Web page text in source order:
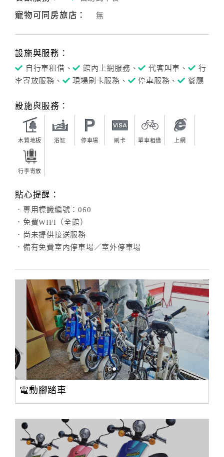
客
絡
單
Line
客
利
查
詢
房
Q&A
訂
房
寵物可同房旅店： 無
設施與服務：
自行車租借、 館內上網服務、 代客叫車、
行
李寄放服務、
現場刷卡服務、 停車服務、 餐廳
設施與服務：
木質地板 浴缸 停車場 刷卡 單車租借 上網
行李寄放
貼心提醒：
．專用標識編號：060
．免費WIFI（全館）
．尚未提供接送服務
．備有免費室內停車場／室外停車場
電動腳踏車